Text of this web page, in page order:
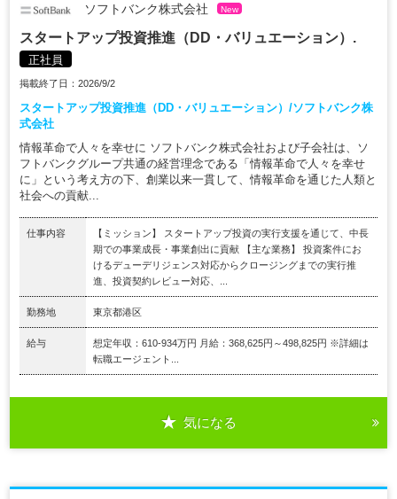
ソフトバンク株式会社 New
スタートアップ投資推進（DD・バリュエーション）.
正社員
掲載終了日：2026/9/2
スタートアップ投資推進（DD・バリュエーション）/ソフトバンク株
式会社
情報革命で人々を幸せに ソフトバンク株式会社および子会社は、ソ
フトバンクグループ共通の経営理念である「情報革命で人々を幸せ
に」という考え方の下、創業以来一貫して、情報革命を通じた人類と
社会への貢献...
仕事内容
【ミッション】 スタートアップ投資の実行支援を通じて、中長
期での事業成長・事業創出に貢献 【主な業務】 投資案件にお
けるデューデリジェンス対応からクロージングまでの実行推
進、投資契約レビュー対応、...
勤務地 東京都港区
給与
想定年収：610-934万円 月給：368,625円～498,825円 ※詳細は
転職エージェント...
気になる